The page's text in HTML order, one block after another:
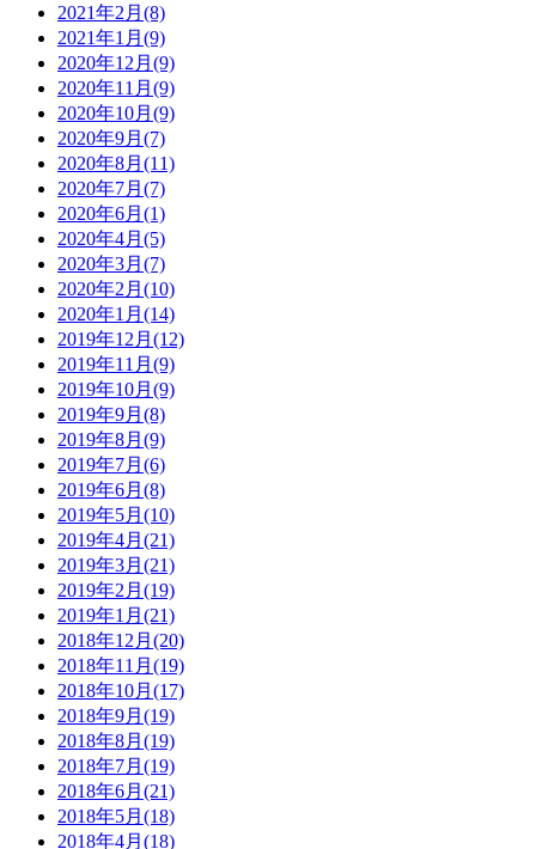
2021年2月(8)
2021年1月(9)
2020年12月(9)
2020年11月(9)
2020年10月(9)
2020年9月(7)
2020年8月(11)
2020年7月(7)
2020年6月(1)
2020年4月(5)
2020年3月(7)
2020年2月(10)
2020年1月(14)
2019年12月(12)
2019年11月(9)
2019年10月(9)
2019年9月(8)
2019年8月(9)
2019年7月(6)
2019年6月(8)
2019年5月(10)
2019年4月(21)
2019年3月(21)
2019年2月(19)
2019年1月(21)
2018年12月(20)
2018年11月(19)
2018年10月(17)
2018年9月(19)
2018年8月(19)
2018年7月(19)
2018年6月(21)
2018年5月(18)
2018年4月(18)